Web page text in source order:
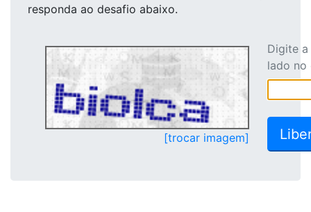
responda ao desafio abaixo.
[trocar imagem]
Digite
lado no